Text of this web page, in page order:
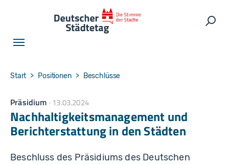
You are here:
Start Positionen Beschlüsse
Präsidium 13.03.2024
Nachhaltigkeitsmanagement und
Berichterstattung in den Städten
Beschluss des Präsidiums des Deutschen